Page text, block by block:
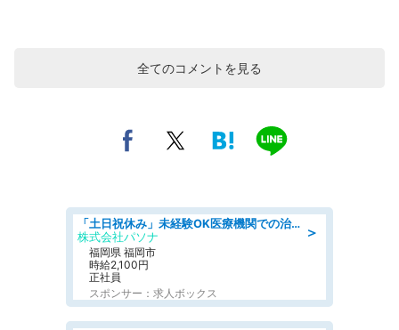
全てのコメントを見る
＞
「土日祝休み」未経験OK医療機関での治験コーディネーターのお仕事
株式会社パソナ
福岡県 福岡市
時給2,100円
正社員
スポンサー：求人ボックス